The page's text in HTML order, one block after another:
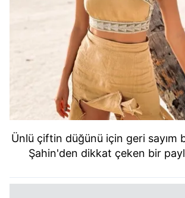
Ünlü çiftin düğünü için geri sayım
Şahin'den dikkat çeken bir